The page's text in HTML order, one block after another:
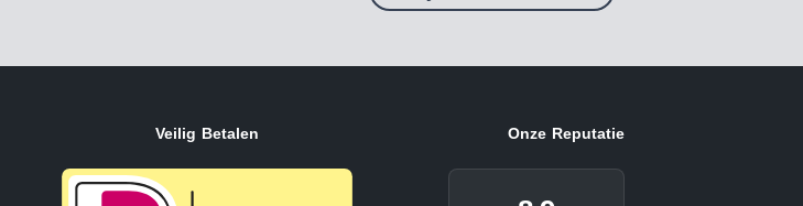
Veilig Betalen Onze Reputatie